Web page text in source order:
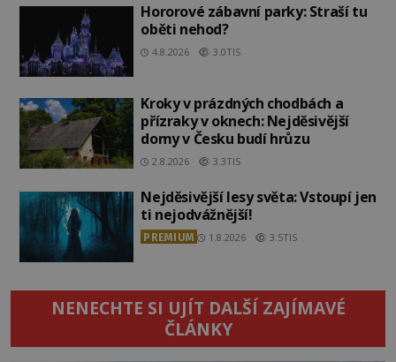
Hororové zábavní parky: Straší tu
oběti nehod?
4.8.2026 3.0TIS
Kroky v prázdných chodbách a
přízraky v oknech: Nejděsivější
domy v Česku budí hrůzu
2.8.2026 3.3TIS
Nejděsivější lesy světa: Vstoupí jen
ti nejodvážnější!
PREMIUM 1.8.2026 3.5TIS
NENECHTE SI UJÍT DALŠÍ ZAJÍMAVÉ
ČLÁNKY